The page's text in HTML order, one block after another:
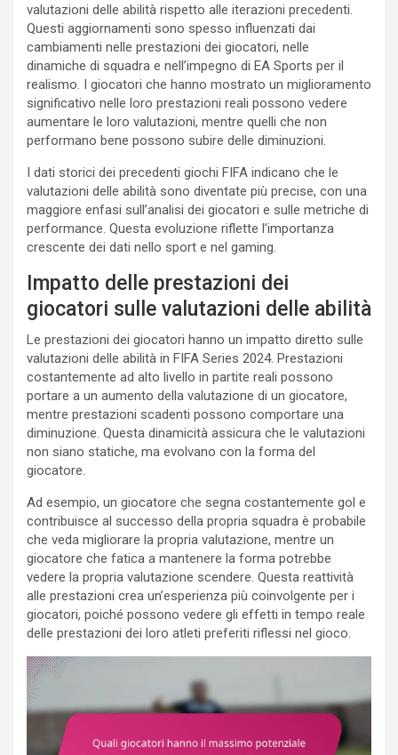
valutazioni delle abilità rispetto alle iterazioni precedenti.
Questi aggiornamenti sono spesso influenzati dai
cambiamenti nelle prestazioni dei giocatori, nelle
dinamiche di squadra e nell’impegno di EA Sports per il
realismo. I giocatori che hanno mostrato un miglioramento
significativo nelle loro prestazioni reali possono vedere
aumentare le loro valutazioni, mentre quelli che non
performano bene possono subire delle diminuzioni.
I dati storici dei precedenti giochi FIFA indicano che le
valutazioni delle abilità sono diventate più precise, con una
maggiore enfasi sull’analisi dei giocatori e sulle metriche di
performance. Questa evoluzione riflette l’importanza
crescente dei dati nello sport e nel gaming.
Impatto delle prestazioni dei
giocatori sulle valutazioni delle abilità
Le prestazioni dei giocatori hanno un impatto diretto sulle
valutazioni delle abilità in FIFA Series 2024. Prestazioni
costantemente ad alto livello in partite reali possono
portare a un aumento della valutazione di un giocatore,
mentre prestazioni scadenti possono comportare una
diminuzione. Questa dinamicità assicura che le valutazioni
non siano statiche, ma evolvano con la forma del
giocatore.
Ad esempio, un giocatore che segna costantemente gol e
contribuisce al successo della propria squadra è probabile
che veda migliorare la propria valutazione, mentre un
giocatore che fatica a mantenere la forma potrebbe
vedere la propria valutazione scendere. Questa reattività
alle prestazioni crea un’esperienza più coinvolgente per i
giocatori, poiché possono vedere gli effetti in tempo reale
delle prestazioni dei loro atleti preferiti riflessi nel gioco.